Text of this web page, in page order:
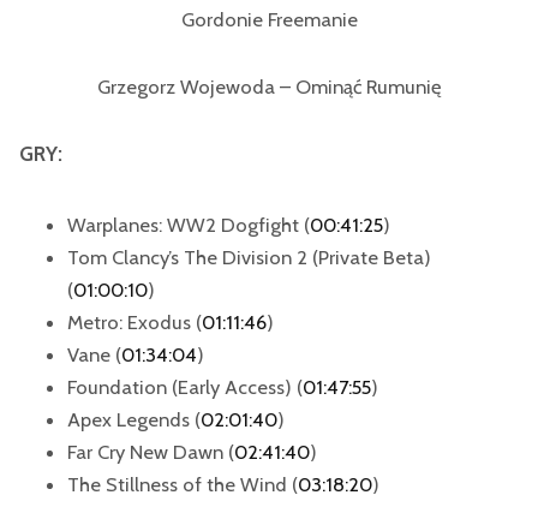
Gordonie Freemanie
Grzegorz Wojewoda – Ominąć Rumunię
GRY:
Warplanes: WW2 Dogfight (00:41:25)
Tom Clancy’s The Division 2 (Private Beta)
(01:00:10)
Metro: Exodus (01:11:46)
Vane (01:34:04)
Foundation (Early Access) (01:47:55)
Apex Legends (02:01:40)
Far Cry New Dawn (02:41:40)
The Stillness of the Wind (03:18:20)